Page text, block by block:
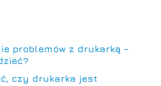
problemów z drukarką –
czy drukarka jest